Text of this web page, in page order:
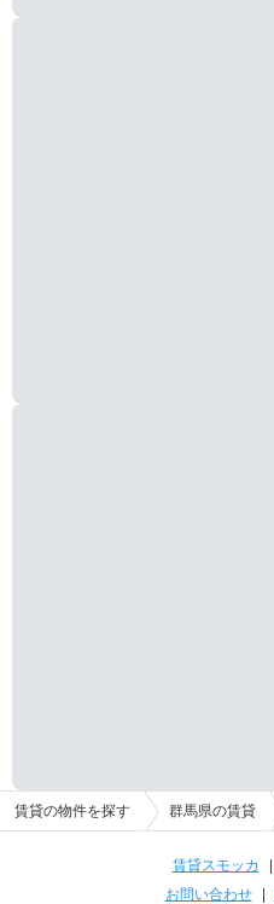
賃貸の物件を探す 群馬県の賃貸
賃貸スモッカ
お問い合わせ|